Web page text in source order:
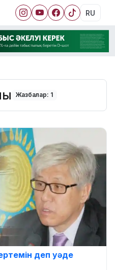
RU
Жазбалар: 1
деп уәде